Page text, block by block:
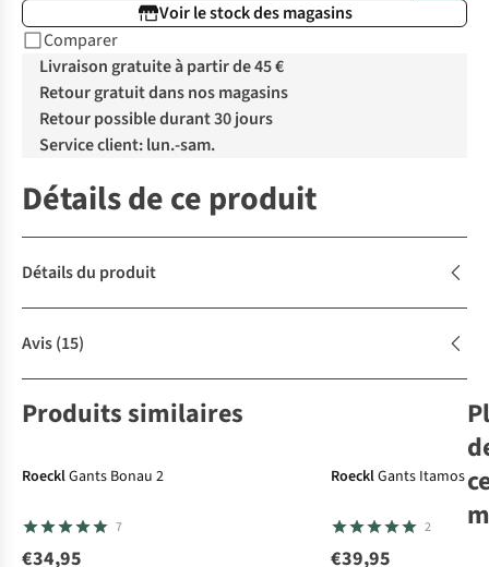
Voir le stock des magasins
Comparer
Livraison gratuite à partir de 45 €
Retour gratuit dans nos magasins
Retour possible durant 30 jours
Service client: lun.-sam.
Détails de ce produit
Détails du produit
Avis(15)
Produits similaires
RoecklGants Bonau 2
7
€34,95
RoecklGants Itamos 3
2
€39,95